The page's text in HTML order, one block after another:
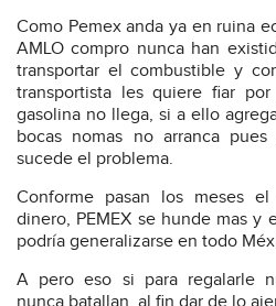
Como Pemex anda ya en ruina
AMLO compro nunca han
transportar el combustible y
transportista les quiere fiar
gasolina no llega, si a ello
bocas nomas no arranca
sucede el problema.
Conforme pasan los meses
dinero, PEMEX se hunde mas y
podría generalizarse en todo
A pero eso si para regalarle
nunca batallan, al fin dar de lo